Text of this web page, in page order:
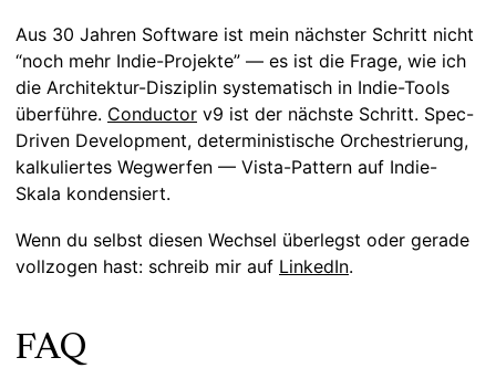
Aus 30 Jahren Software ist mein nächster Schritt nicht
“noch mehr Indie-Projekte” — es ist die Frage, wie ich
die Architektur-Disziplin systematisch in Indie-Tools
überführe. Conductor v9 ist der nächste Schritt. Spec-
Driven Development, deterministische Orchestrierung,
kalkuliertes Wegwerfen — Vista-Pattern auf Indie-
Skala kondensiert.
Wenn du selbst diesen Wechsel überlegst oder gerade
vollzogen hast: schreib mir auf LinkedIn.
FAQ